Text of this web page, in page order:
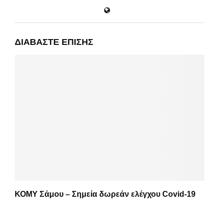
ΔΙΑΒΆΣΤΕ ΕΠΊΣΗΣ
ΚΟΜΥ Σάμου – Σημεία δωρεάν ελέγχου Covid-19